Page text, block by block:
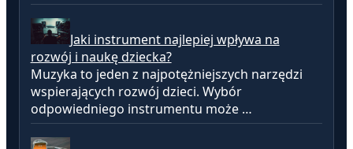
Jaki instrument najlepiej wpływa na
rozwój i naukę dziecka?
Muzyka to jeden z najpotężniejszych narzędzi
wspierających rozwój dzieci. Wybór
odpowiedniego instrumentu może …